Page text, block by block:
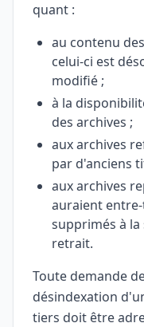
quant :
au contenu
celui-ci est
modifié ;
à la
des archives ;
aux archives
par d'anciens
aux archives
auraient
supprimés à
retrait.
Toute demande
désindexation
tiers doit être